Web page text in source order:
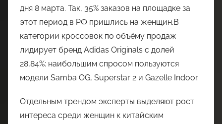
дня 8 марта. Так, 35% заказов на площадке за
этот период в РФ пришлись на женщин.В
категории кроссовок по объёму продаж
лидирует бренд Adidas Originals с долей
28,84%: наибольшим спросом пользуются
модели Samba OG, Superstar 2 и Gazelle Indoor.
Отдельным трендом эксперты выделяют рост
интереса среди женщин к китайским